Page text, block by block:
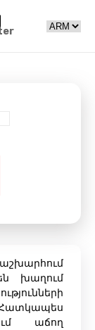
խաղում
աճող